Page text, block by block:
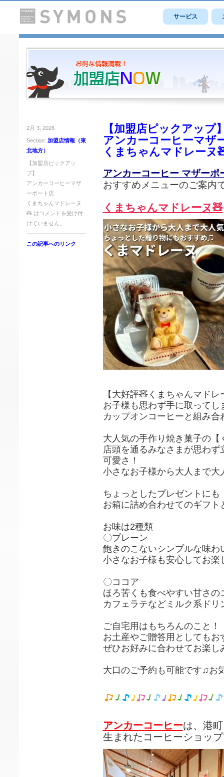
サービス
2月 3, 2026
Section: 加盟店情報（東
北地方）
【加盟店ピックアッ
プ】
アンカーコーヒーマザ
ーポート店
くまちゃんマドレーヌ
🧸 は コメントを受け付
けていません。
この記事へのリンク
【加盟店ピックアップ
アンカーコーヒーマザ
くまちゃんマドレーヌ
アンカーコーヒー マザーポ
おすすめメニューのご案内
くまちゃんマドレーヌ🧸
【大好評🧸くまちゃんマドレ
お子様も思わず手に取って
カップオンコーヒーと組み
大人気の手作り焼き菓子の
店頭を通るみなさまが思わ
可愛さ！
小さなお子様から大人まで大
ちょっとしたプレゼントにも
お箱に詰め合わせてのギフト
お味は2種類
〇プレーン
飽きのこないシンプルな味わ
小さなお子様も安心してお楽
〇ココア
ほろ苦くも食べやすい甘さの
カフェラテなどミルク系ドリ
ご自宅用はもちろんのこと！
お土産やご贈答用としてもお
ぜひお好みに合わせてお楽し
大口のご予約も可能です♫お
アンカーコーヒーは、港
生まれたコーヒーショッ